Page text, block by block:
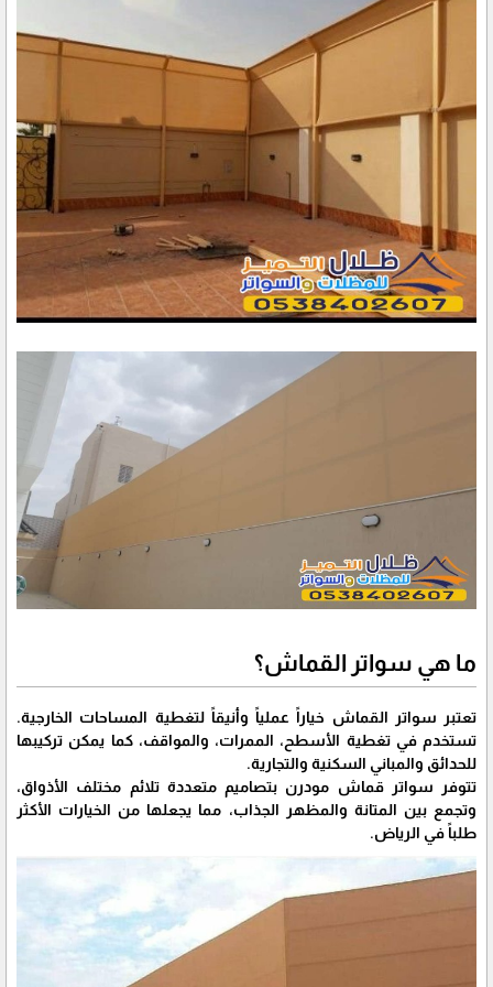
ما هي سواتر القماش؟
تعتبر سواتر القماش خياراً عملياً وأنيقاً لتغطية المساحات الخارجية.
تستخدم في تغطية الأسطح، الممرات، والمواقف، كما يمكن تركيبها
للحدائق والمباني السكنية والتجارية.
تتوفر سواتر قماش مودرن بتصاميم متعددة تلائم مختلف الأذواق،
وتجمع بين المتانة والمظهر الجذاب، مما يجعلها من الخيارات الأكثر
طلباً في الرياض.